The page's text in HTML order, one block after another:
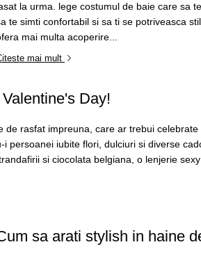
la urma. lege costumul de baie care sa
te simti confortabil si sa ti se potriveasca
mai multa acoperire...
mai mult
Day!
rasfat impreuna, care ar trebui
persoanei iubite flori, dulciuri si diverse
si ciocolata belgiana, o lenjerie
sa arati stylish in haine